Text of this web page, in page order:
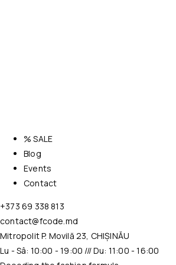
% SALE
Blog
Events
Contact
+373 69 338 813
contact@fcode.md
Mitropolit P. Movilă 23, CHIȘINĂU
Lu - Sâ: 10:00 - 19:00 /// Du: 11:00 - 16:00